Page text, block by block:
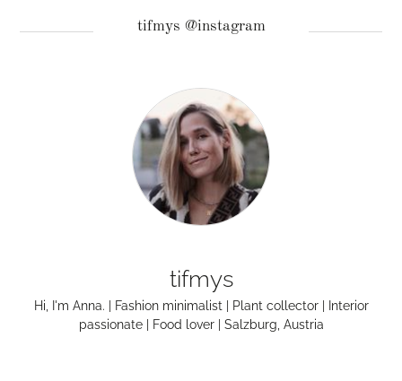
tifmys @instagram
tifmys
Hi, I'm Anna. | Fashion minimalist | Plant collector | Interior
passionate | Food lover | Salzburg, Austria